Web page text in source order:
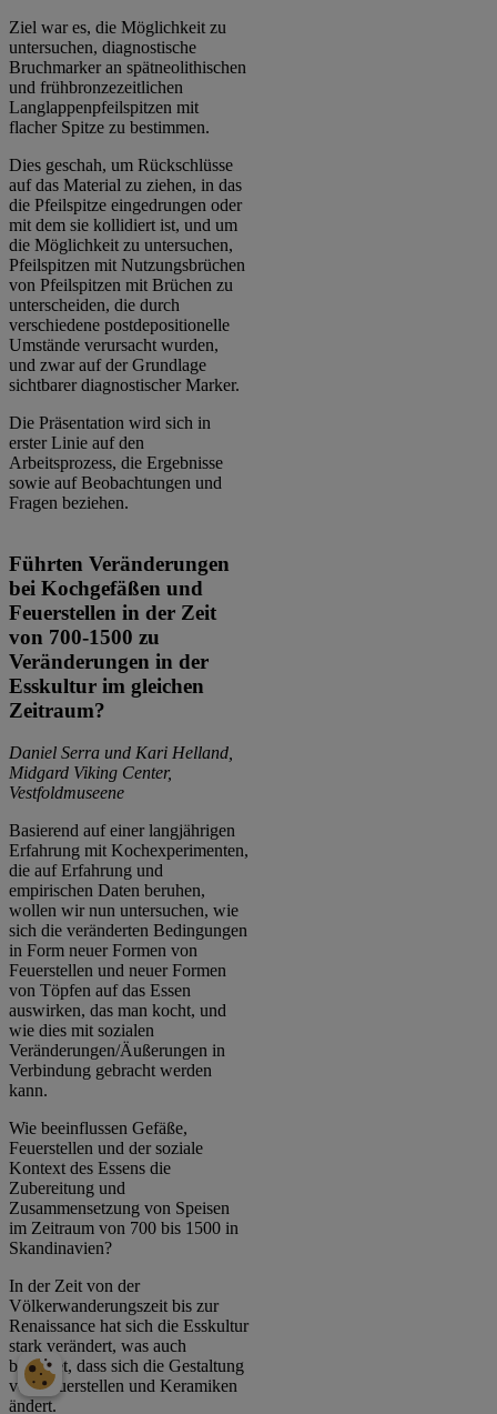
Ziel war es, die Möglichkeit zu
untersuchen, diagnostische
Bruchmarker an spätneolithischen
und frühbronzezeitlichen
Langlappenpfeilspitzen mit
flacher Spitze zu bestimmen.
Dies geschah, um Rückschlüsse
auf das Material zu ziehen, in das
die Pfeilspitze eingedrungen oder
mit dem sie kollidiert ist, und um
die Möglichkeit zu untersuchen,
Pfeilspitzen mit Nutzungsbrüchen
von Pfeilspitzen mit Brüchen zu
unterscheiden, die durch
verschiedene postdepositionelle
Umstände verursacht wurden,
und zwar auf der Grundlage
sichtbarer diagnostischer Marker.
Die Präsentation wird sich in
erster Linie auf den
Arbeitsprozess, die Ergebnisse
sowie auf Beobachtungen und
Fragen beziehen.
Führten Veränderungen
bei Kochgefäßen und
Feuerstellen in der Zeit
von 700-1500 zu
Veränderungen in der
Esskultur im gleichen
Zeitraum?
Daniel Serra und Kari Helland,
Midgard Viking Center,
Vestfoldmuseene
Basierend auf einer langjährigen
Erfahrung mit Kochexperimenten,
die auf Erfahrung und
empirischen Daten beruhen,
wollen wir nun untersuchen, wie
sich die veränderten Bedingungen
in Form neuer Formen von
Feuerstellen und neuer Formen
von Töpfen auf das Essen
auswirken, das man kocht, und
wie dies mit sozialen
Veränderungen/Äußerungen in
Verbindung gebracht werden
kann.
Wie beeinflussen Gefäße,
Feuerstellen und der soziale
Kontext des Essens die
Zubereitung und
Zusammensetzung von Speisen
im Zeitraum von 700 bis 1500 in
Skandinavien?
In der Zeit von der
Völkerwanderungszeit bis zur
Renaissance hat sich die Esskultur
stark verändert, was auch
bedeutet, dass sich die Gestaltung
von Feuerstellen und Keramiken
ändert.